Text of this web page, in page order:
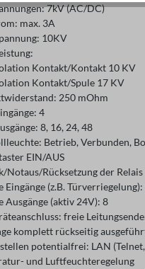
7kV (AC/DC)
max. 3A
10KV
Kontakt/Kontakt 10 KV
Kontakt/Spule 17 KV
250 mOhm
4
8, 16, 24, 48
Betrieb, Verbunden,
EIN/AUS
Notaus/Rücksetzung der Relais
Eingänge (z.B. Türverriegelung):
Ausgänge (aktiv 24V): 8
freie
komplett rückseitig
potentialfrei: LAN (Telnet,
und Luftfeuchteregelung